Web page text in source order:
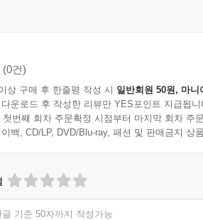
(0건)
상 구매 후 한줄평 작성 시 일반회원 50원, 마니
운로드 후 작성한 리뷰만 YES포인트 지급됩니
첫번째 회차 주문확정 시점부터 마지막 회차 주
백, CD/LP, DVD/Blu-ray, 패션 및 판매금지 상
글 기준 50자까지 작성가능